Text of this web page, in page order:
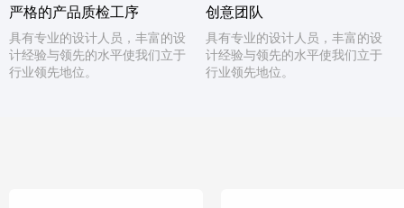
严格的产品质检工序
具有专业的设计人员，丰富的设
计经验与领先的水平使我们立于
行业领先地位。
创意团队
具有专业的设计人员，丰富的设
计经验与领先的水平使我们立于
行业领先地位。